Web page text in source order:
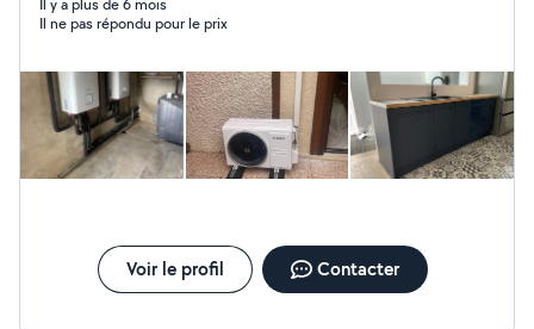
Il y a plus de 6 mois
Il ne pas répondu pour le prix
Voir le profil Contacter